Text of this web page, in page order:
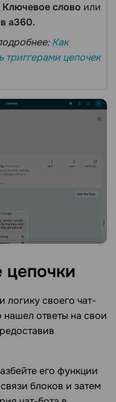
Ключевое слово или
a360.
Как
триггерами цепочек
цепочки
логику своего чат-
нашел ответы на свои
его функции
блоков и затем